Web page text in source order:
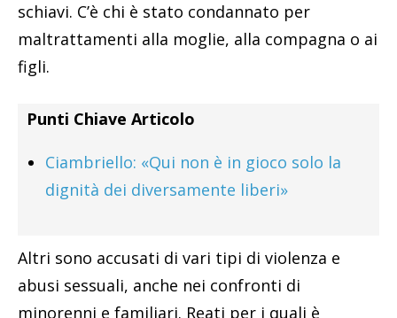
schiavi. C’è chi è stato condannato per
maltrattamenti alla moglie, alla compagna o ai
figli.
Punti Chiave Articolo
Ciambriello: «Qui non è in gioco solo la
dignità dei diversamente liberi»
Altri sono accusati di vari tipi di violenza e
abusi sessuali, anche nei confronti di
minorenni e familiari. Reati per i quali è